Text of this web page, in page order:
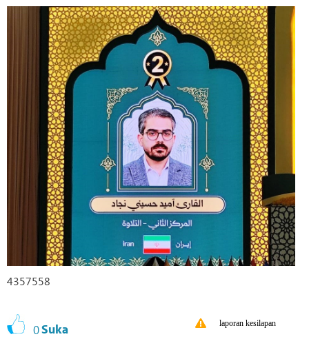
4357558
0Suka laporan kesilapan